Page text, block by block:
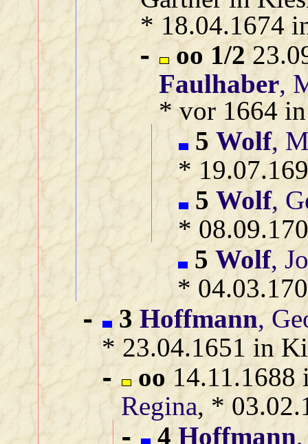
* 18.04.1674
- oo 1/2
Faulhaber,
* vor 1664
5 Wolf,
*
5 Wolf,
*
5 Wolf,
*
- 3 Hoffmann,
* 23.04.1651 in
- oo14.11.1688
Regina, *
4 Hoffmann